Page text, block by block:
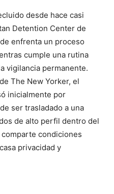
desde hace casi
Detention Center de
enfrenta un proceso
cumple una rutina
vigilancia permanente.
The New Yorker, el
inicialmente por
ser trasladado a una
de alto perfil dentro del
condiciones
privacidad y